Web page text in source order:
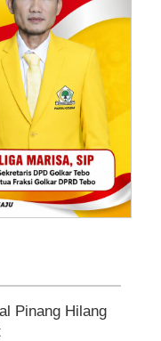
Pinang Hilang